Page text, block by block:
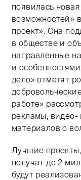
появилась
возможностей»
проект». Она
в обществе и
направленные
и
дело» отметят
работе»
рекламы, видео-
материалов о
Лучшие
получат до 2
будут